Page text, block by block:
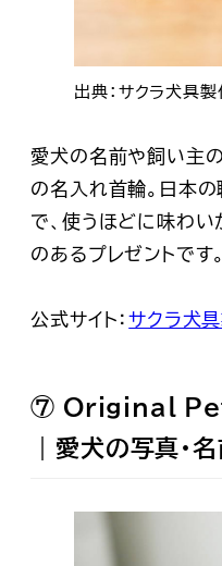
出典：サクラ犬具
愛犬の名前や飼い主
の名入れ首輪。日本
で、使うほどに味わい
のあるプレゼントです。
公式サイト：サクラ犬
⑦ Original Pet
｜愛犬の写真・